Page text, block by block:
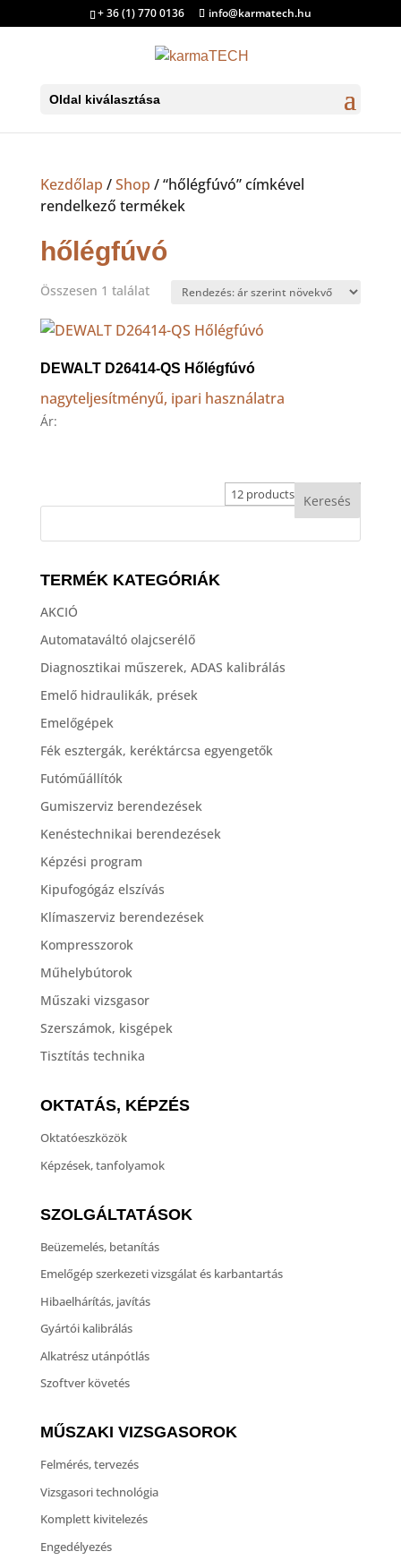
+ 36 (1) 770 0136 info@karmatech.hu
Oldal kiválasztása
Kezdőlap /Shop / “hőlégfúvó” címkével
rendelkező termékek
hőlégfúvó
Összesen 1 találat
DEWALT D26414-QS Hőlégfúvó
nagyteljesítményű, ipari használatra
Ár:
TERMÉK KATEGÓRIÁK
AKCIÓ
Automataváltó olajcserélő
Diagnosztikai műszerek, ADAS kalibrálás
Emelő hidraulikák, prések
Emelőgépek
Fék esztergák, keréktárcsa egyengetők
Futóműállítók
Gumiszerviz berendezések
Kenéstechnikai berendezések
Képzési program
Kipufogógáz elszívás
Klímaszerviz berendezések
Kompresszorok
Műhelybútorok
Műszaki vizsgasor
Szerszámok, kisgépek
Tisztítás technika
OKTATÁS, KÉPZÉS
Oktatóeszközök
Képzések, tanfolyamok
SZOLGÁLTATÁSOK
Beüzemelés, betanítás
Emelőgép szerkezeti vizsgálat és karbantartás
Hibaelhárítás, javítás
Gyártói kalibrálás
Alkatrész utánpótlás
Szoftver követés
MŰSZAKI VIZSGASOROK
Felmérés, tervezés
Vizsgasori technológia
Komplett kivitelezés
Engedélyezés